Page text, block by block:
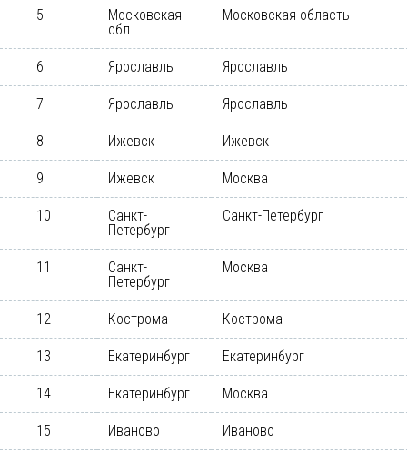
5
Московская
обл.
Московская область
6 Ярославль Ярославль
7 Ярославль Ярославль
8 Ижевск Ижевск
9 Ижевск Москва
10
Санкт-
Петербург
Санкт-Петербург
11
Санкт-
Петербург
Москва
12 Кострома Кострома
13 Екатеринбург Екатеринбург
14 Екатеринбург Москва
15 Иваново Иваново